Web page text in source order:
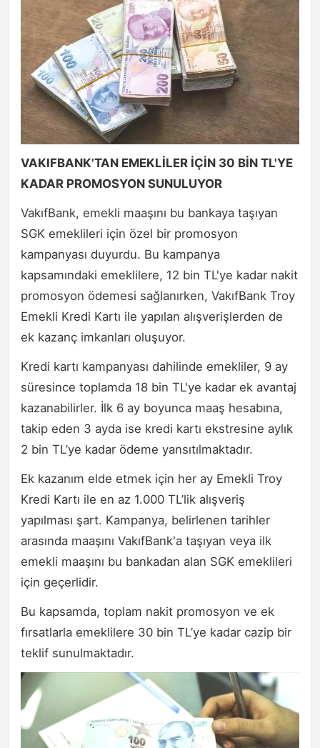
VAKIFBANK'TAN EMEKLİLER İÇİN 30 BİN TL'YE
KADAR PROMOSYON SUNULUYOR
VakıfBank, emekli maaşını bu bankaya taşıyan
SGK emeklileri için özel bir promosyon
kampanyası duyurdu. Bu kampanya
kapsamındaki emeklilere, 12 bin TL'ye kadar nakit
promosyon ödemesi sağlanırken, VakıfBank Troy
Emekli Kredi Kartı ile yapılan alışverişlerden de
ek kazanç imkanları oluşuyor.
Kredi kartı kampanyası dahilinde emekliler, 9 ay
süresince toplamda 18 bin TL'ye kadar ek avantaj
kazanabilirler. İlk 6 ay boyunca maaş hesabına,
takip eden 3 ayda ise kredi kartı ekstresine aylık
2 bin TL’ye kadar ödeme yansıtılmaktadır.
Ek kazanım elde etmek için her ay Emekli Troy
Kredi Kartı ile en az 1.000 TL’lik alışveriş
yapılması şart. Kampanya, belirlenen tarihler
arasında maaşını VakıfBank'a taşıyan veya ilk
emekli maaşını bu bankadan alan SGK emeklileri
için geçerlidir.
Bu kapsamda, toplam nakit promosyon ve ek
fırsatlarla emeklilere 30 bin TL’ye kadar cazip bir
teklif sunulmaktadır.